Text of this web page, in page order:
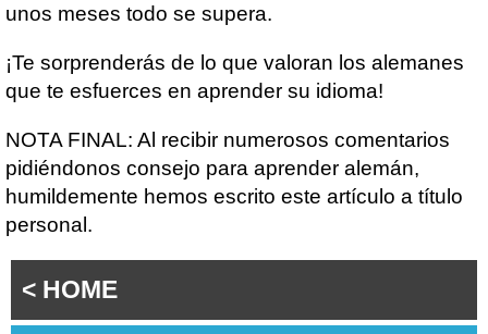
unos meses todo se supera.
¡Te sorprenderás de lo que valoran los alemanes
que te esfuerces en aprender su idioma!
NOTA FINAL: Al recibir numerosos comentarios
pidiéndonos consejo para aprender alemán,
humildemente hemos escrito este artículo a título
personal.
< HOME